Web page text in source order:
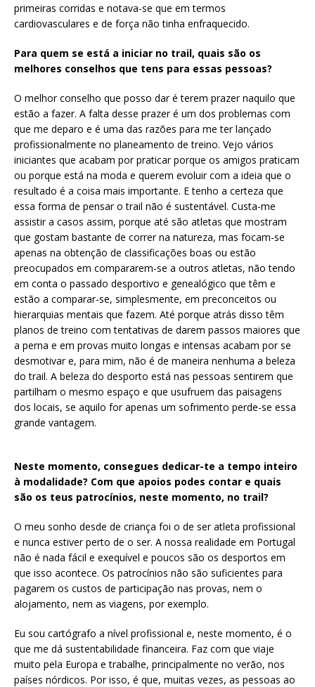
primeiras corridas e notava-se que em termos
cardiovasculares e de força não tinha enfraquecido.
Para quem se está a iniciar no trail, quais são os
melhores conselhos que tens para essas pessoas?
O melhor conselho que posso dar é terem prazer naquilo que
estão a fazer. A falta desse prazer é um dos problemas com
que me deparo e é uma das razões para me ter lançado
profissionalmente no planeamento de treino. Vejo vários
iniciantes que acabam por praticar porque os amigos praticam
ou porque está na moda e querem evoluir com a ideia que o
resultado é a coisa mais importante. E tenho a certeza que
essa forma de pensar o trail não é sustentável. Custa-me
assistir a casos assim, porque até são atletas que mostram
que gostam bastante de correr na natureza, mas focam-se
apenas na obtenção de classificações boas ou estão
preocupados em compararem-se a outros atletas, não tendo
em conta o passado desportivo e genealógico que têm e
estão a comparar-se, simplesmente, em preconceitos ou
hierarquias mentais que fazem. Até porque atrás disso têm
planos de treino com tentativas de darem passos maiores que
a perna e em provas muito longas e intensas acabam por se
desmotivar e, para mim, não é de maneira nenhuma a beleza
do trail. A beleza do desporto está nas pessoas sentirem que
partilham o mesmo espaço e que usufruem das paisagens
dos locais, se aquilo for apenas um sofrimento perde-se essa
grande vantagem.
Neste momento, consegues dedicar-te a tempo inteiro
à modalidade? Com que apoios podes contar e quais
são os teus patrocínios, neste momento, no trail?
O meu sonho desde de criança foi o de ser atleta profissional
e nunca estiver perto de o ser. A nossa realidade em Portugal
não é nada fácil e exequível e poucos são os desportos em
que isso acontece. Os patrocínios não são suficientes para
pagarem os custos de participação nas provas, nem o
alojamento, nem as viagens, por exemplo.
Eu sou cartógrafo a nível profissional e, neste momento, é o
que me dá sustentabilidade financeira. Faz com que viaje
muito pela Europa e trabalhe, principalmente no verão, nos
países nórdicos. Por isso, é que, muitas vezes, as pessoas ao